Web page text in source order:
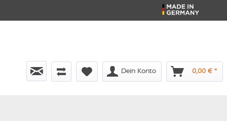
Dein Konto 0,00 € *